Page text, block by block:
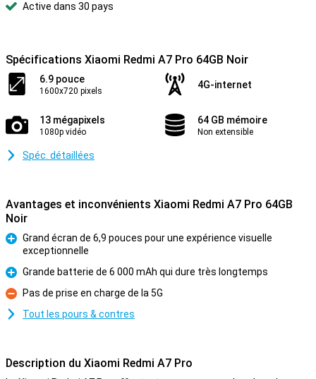
Active dans 30 pays
Spécifications Xiaomi Redmi A7 Pro 64GB Noir
6.9 pouce
1600x720 pixels
4G-internet
13 mégapixels
1080p vidéo
64 GB mémoire
Non extensible
Spéc. détaillées
Avantages et inconvénients Xiaomi Redmi A7 Pro 64GB
Noir
Pour
Grand écran de 6,9 pouces pour une expérience visuelle
exceptionnelle
Pour
Grande batterie de 6 000 mAh qui dure très longtemps
Contre
Pas de prise en charge de la 5G
Tout les pours & contres
Description du Xiaomi Redmi A7 Pro